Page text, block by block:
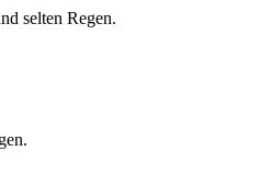
selten Regen.